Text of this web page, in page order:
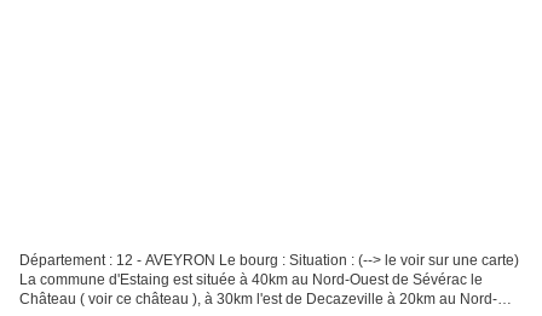
Département : 12 - AVEYRON Le bourg : Situation : (--> le voir sur une carte)
La commune d'Estaing est située à 40km au Nord-Ouest de Sévérac le
Château ( voir ce château ), à 30km l'est de Decazeville à 20km au Nord-